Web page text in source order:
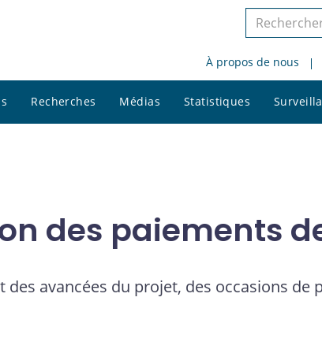
Rechercher
le
site
À propos de nous
Recherches Médias Statistiques
des paiements
avancées du projet, des occasions de